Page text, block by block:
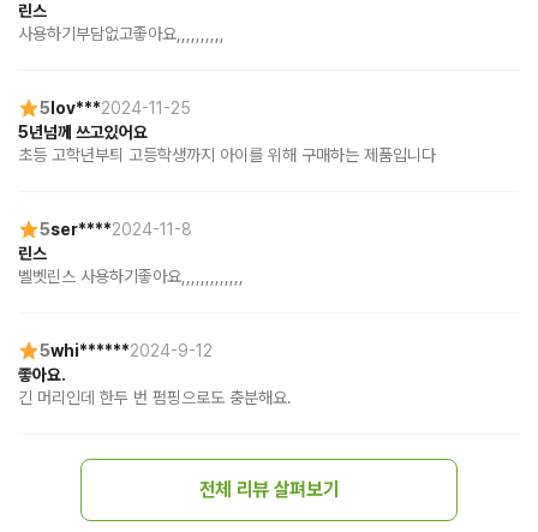
린스
사용하기부담없고좋아요,,,,,,,,,,
5 lov***2024-11-25
5년넘께 쓰고있어요
초등 고학년부틔 고등학생까지 아이를 위해 구매하는 제품입니다
5ser****2024-11-8
린스
벨벳린스 사용하기좋아요,,,,,,,,,,,,,
5whi******2024-9-12
좋아요.
긴 머리인데 한두 번 펌핑으로도 충분해요.
전체 리뷰 살펴보기